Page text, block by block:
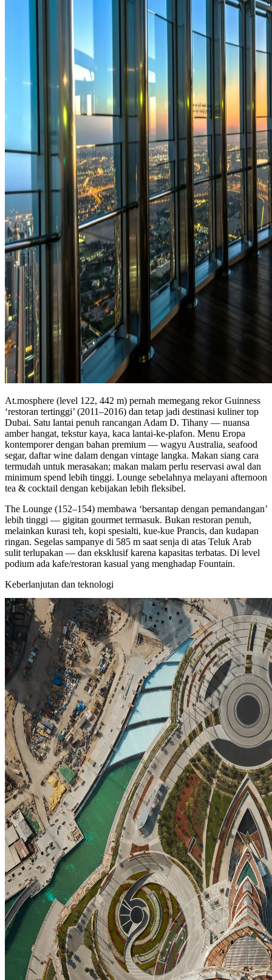
At.mosphere (level 122, 442 m) pernah memegang rekor Guinness
‘restoran tertinggi’ (2011–2016) dan tetap jadi destinasi kuliner top
Dubai. Satu lantai penuh rancangan Adam D. Tihany — nuansa
amber hangat, tekstur kaya, kaca lantai-ke-plafon. Menu Eropa
kontemporer dengan bahan premium — wagyu Australia, seafood
segar, daftar wine dalam dengan vintage langka. Makan siang cara
termudah untuk merasakan; makan malam perlu reservasi awal dan
minimum spend lebih tinggi. Lounge sebelahnya melayani afternoon
tea & cocktail dengan kebijakan lebih fleksibel.
The Lounge (152–154) membawa ‘bersantap dengan pemandangan’
lebih tinggi — gigitan gourmet termasuk. Bukan restoran penuh,
melainkan kurasi teh, kopi spesialti, kue-kue Prancis, dan kudapan
ringan. Segelas sampanye di 585 m saat senja di atas Teluk Arab
sulit terlupakan — dan eksklusif karena kapasitas terbatas. Di level
podium ada kafe/restoran kasual yang menghadap Fountain.
Keberlanjutan dan teknologi